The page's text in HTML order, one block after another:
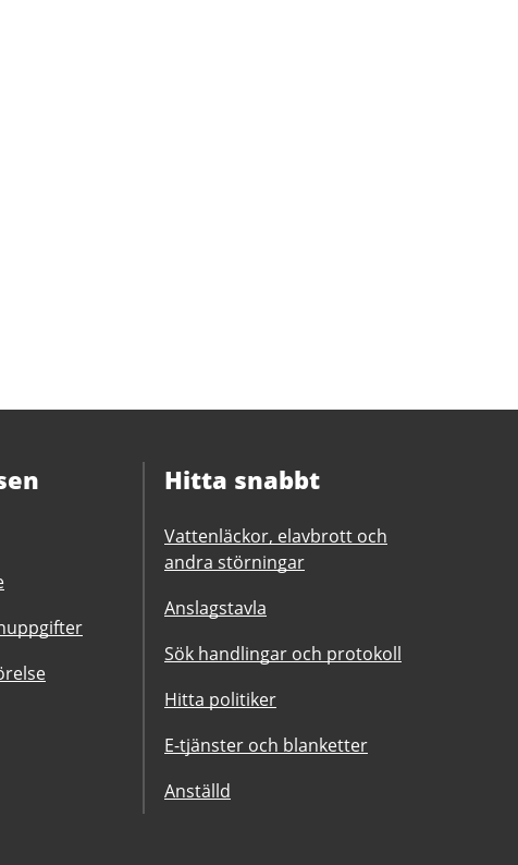
Hitta snabbt
Vattenläckor, elavbrott och
andra störningar
Anslagstavla
Sök handlingar och protokoll
Hitta politiker
E-tjänster och blanketter
Anställd